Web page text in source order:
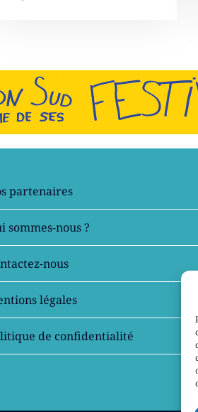
+
partenaires
sommes-nous ?
nous
légales
de confidentialité